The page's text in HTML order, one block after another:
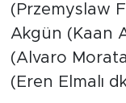
(Przemyslaw
Akgün (Kaan
(Alvaro
(Eren Elmalı